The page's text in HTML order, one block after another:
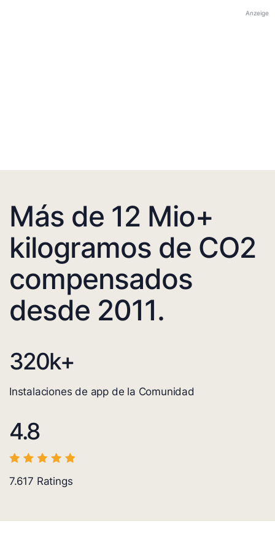
Anzeige
Más de 12 Mio+
kilogramos de CO2
compensados
desde 2011.
320k+
Instalaciones de app de la Comunidad
4.8
7.617 Ratings